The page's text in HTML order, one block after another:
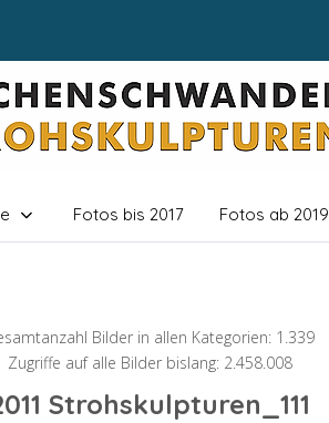
Fotos bis 2017 Fotos ab 2019
Bilder in allen Kategorien: 1.339
Zugriffe auf alle Bilder bislang: 2.458.008
Strohskulpturen_111